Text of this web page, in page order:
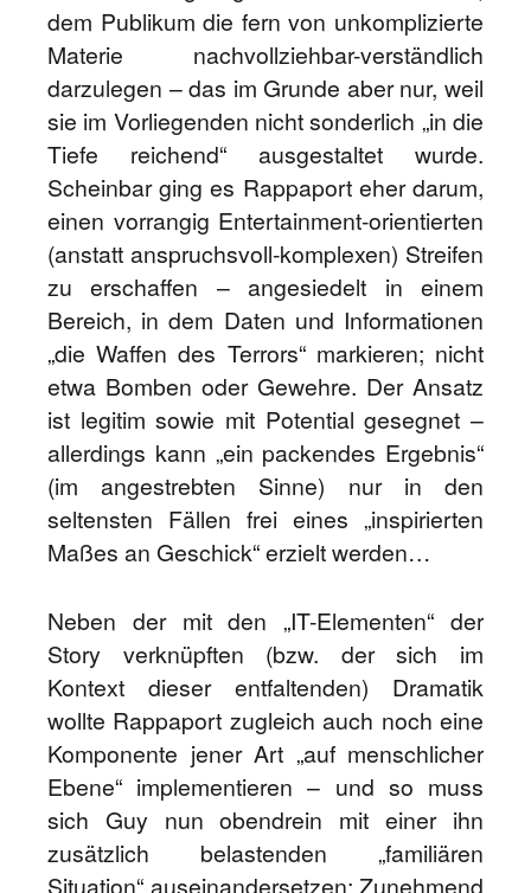
dem Publikum die fern von unkomplizierte
Materie nachvollziehbar-verständlich
darzulegen – das im Grunde aber nur, weil
sie im Vorliegenden nicht sonderlich „in die
Tiefe reichend“ ausgestaltet wurde.
Scheinbar ging es Rappaport eher darum,
einen vorrangig Entertainment-orientierten
(anstatt anspruchsvoll-komplexen) Streifen
zu erschaffen – angesiedelt in einem
Bereich, in dem Daten und Informationen
„die Waffen des Terrors“ markieren; nicht
etwa Bomben oder Gewehre. Der Ansatz
ist legitim sowie mit Potential gesegnet –
allerdings kann „ein packendes Ergebnis“
(im angestrebten Sinne) nur in den
seltensten Fällen frei eines „inspirierten
Maßes an Geschick“ erzielt werden…
Neben der mit den „IT-Elementen“ der
Story verknüpften (bzw. der sich im
Kontext dieser entfaltenden) Dramatik
wollte Rappaport zugleich auch noch eine
Komponente jener Art „auf menschlicher
Ebene“ implementieren – und so muss
sich Guy nun obendrein mit einer ihn
zusätzlich belastenden „familiären
Situation“ auseinandersetzen: Zunehmend